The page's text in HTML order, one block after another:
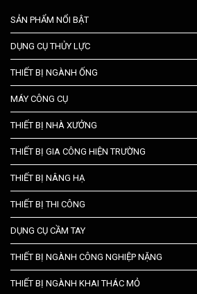
SẢN PHẨM NỔI BẬT
DỤNG CỤ THỦY LỰC
THIẾT BỊ NGÀNH ỐNG
MÁY CÔNG CỤ
THIẾT BỊ NHÀ XƯỞNG
THIẾT BỊ GIA CÔNG HIỆN TRƯỜNG
THIẾT BỊ NÂNG HẠ
THIẾT BỊ THI CÔNG
DỤNG CỤ CẦM TAY
THIẾT BỊ NGÀNH CÔNG NGHIỆP NẶNG
THIẾT BỊ NGÀNH KHAI THÁC MỎ